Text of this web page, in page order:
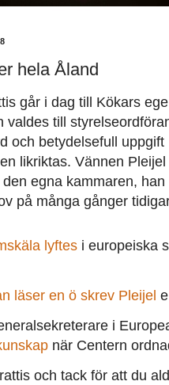
hela Åland
går i dag till Kökars
valdes till
och betydelsefull
likriktas. Vännen
egna kammaren,
på många gånger
lyftesi europeiska
läser en ö skrev Pleijel
i
när Centern
och tack för att du